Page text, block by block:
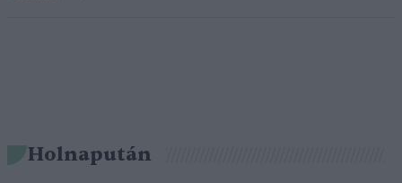
Holnapután